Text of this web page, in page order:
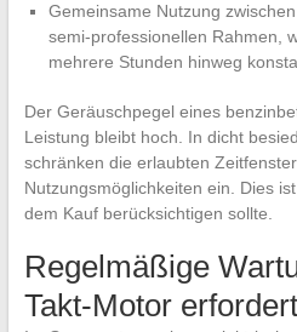
Gemeinsame Nutzung
semi-professionellen Rahmen,
mehrere Stunden hinweg
Der Geräuschpegel eines
Leistung bleibt hoch. In dicht
schränken die erlaubten
Nutzungsmöglichkeiten ein. Dies
dem Kauf berücksichtigen sollte.
Regelmäßige
Takt-Motor erfordert